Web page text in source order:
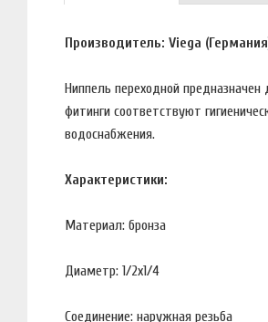
Производитель: Viega
Ниппель переходной предназначен
фитинги соответствуют
водоснабжения.
Характеристики:
Материал: бронза
Диаметр: 1/2х1/4
Соединение: наружная резьба